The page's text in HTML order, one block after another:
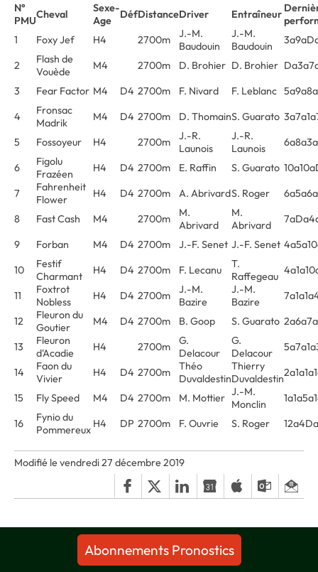
N°
PMUCheval
Sexe-
Age
DéfDistanceDriver Entraîneur
1
Foxy Jef H4 2700m
J.-M.
Baudouin
J.-M.
Baudouin
2
Flash de
Vouède
M4 2700m D. Brohier D. Brohier
3
Fear Factor M4 D4 2700m F. Nivard F. Leblanc
4
Fronsac
Madrik
M4 D4 2700m D. ThomainS. Guarato
5
Fossoyeur H4 2700m
J.-R.
Launois
J.-R.
Launois
6
Figolu
Frazéen
H4 D4 2700m E. Raffin S. Guarato
7
Fahrenheit
Flower
H4 D4 2700m A. AbrivardS. Roger
8
Fast Cash M4 2700m
M.
Abrivard
M.
Abrivard
9
Forban M4 D4 2700m J.-F. Senet J.-F. Senet
10
Festif
Charmant
H4 D4 2700m F. Lecanu
T.
Raffegeau
11
Foxtrot
Nobless
H4 D4 2700m
J.-M.
Bazire
J.-M.
Bazire
12
Fleuron du
Goutier
M4 D4 2700m B. Goop S. Guarato
13
Fleuron
d'Acadie
H4 2700m
G.
Delacour
G.
Delacour
14
Faon du
Vivier
H4 D4 2700m
Théo
Duvaldestin
Thierry
Duvaldestin
15
Fly Speed M4 D4 2700m M. Mottier J.-M.
Monclin
16
Fynio du
Pommereux H4 DP 2700m F. Ouvrie S. Roger
Modifié le vendredi 27 décembre 2019
Abonnements Pronostics